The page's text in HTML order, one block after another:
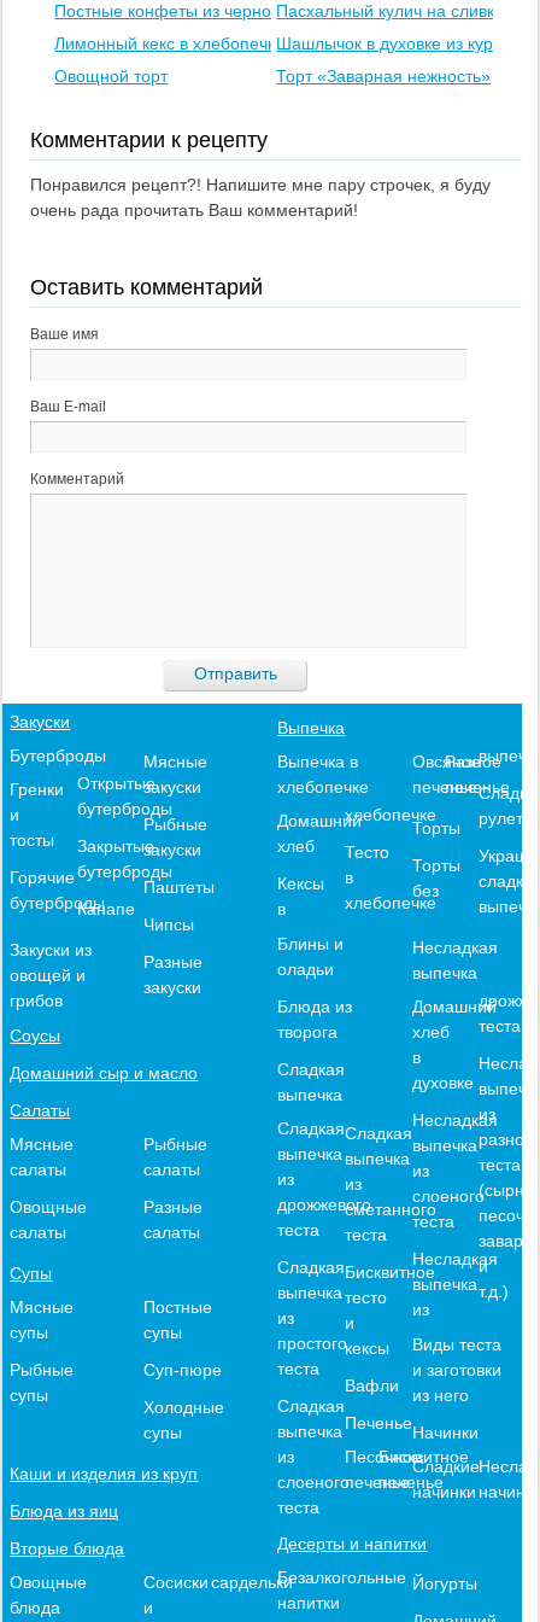
Постные конфеты из чернослива и ореховПасхальный кулич на сливках
Лимонный кекс в хлебопечкеШашлычок в духовке из курицы
Овощной торт
Торт «Заварная нежность»
Комментарии к рецепту
Понравился рецепт?! Напишите мне пару строчек, я буду
очень рада прочитать Ваш комментарий!
Оставить комментарий
Ваше имя
Ваш E-mail
Комментарий
Закуски
Бутерброды
Гренки
и
тосты
Горячие
бутерброды
Открытые
бутерброды
Закрытые
бутерброды
Канапе
Закуски из
овощей и
грибов
Мясные
закуски
Рыбные
закуски
Паштеты
Чипсы
Разные
закуски
Соусы
Домашний сыр и масло
Салаты
Мясные
салаты
Овощные
салаты
Рыбные
салаты
Разные
салаты
Супы
Мясные
супы
Рыбные
супы
Постные
супы
Суп-пюре
Холодные
супы
Каши и изделия из круп
Блюда из яиц
Вторые блюда
Овощные
блюда
Сосиски
и
сардельки
Выпечка
Выпечка в
хлебопечке
Домашний
хлеб
Кексы
в
хлебопечке
Тесто
в
хлебопечке
Блины и
оладьи
Блюда из
творога
Сладкая
выпечка
Сладкая
выпечка
из
дрожжевого
теста
Сладкая
выпечка
из
простого
теста
Сладкая
выпечка
из
слоеного
теста
Сладкая
выпечка
из
сметанного
теста
Бисквитное
тесто
и
кексы
Вафли
Печенье
Песочное
печенье
Бисквитное
печенье
Овсяное
печенье
Разное
печенье
Торты
Торты
без
рулеты
Несладкая
выпечка
Домашний
хлеб
в
духовке
Несладкая
выпечка
из
слоеного
теста
Несладкая
выпечка
из
теста
из
разного
теста
и
т.д.)
Виды теста
и заготовки
из него
Начинки
Сладкие
начинки
Десерты и напитки
Безалкогольные
напитки
Йогурты